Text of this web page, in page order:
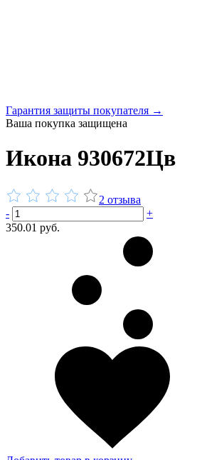
Гарантия защиты покупателя →
Ваша покупка защищена
Икона 930672Цв
2 отзыва
-
+
350.01 руб.